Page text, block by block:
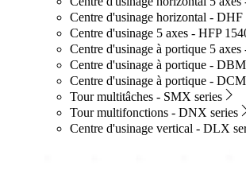
Centre d'usinage horizontal - DHF
Centre d'usinage 5 axes - HFP
Centre d'usinage à portique 5
Centre d'usinage à portique -
Centre d'usinage à portique -
Tour multitâches - SMX series
Tour multifonctions - DNX series
Centre d'usinage vertical - DLX